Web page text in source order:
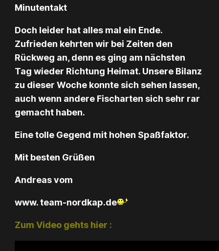
Minutentakt
Doch leider hat alles mal ein Ende.
Zufrieden kehrten wir bei Zeiten den
Rückweg an, denn es ging am nächsten
Tag wieder Richtung Heimat. Unsere Bilanz
zu dieser Woche konnte sich sehen lassen,
auch wenn andere Fischarten sich sehr rar
gemacht haben.
Eine tolle Gegend mit hohen Spaßfaktor.
Mit besten Grüßen
Andreas vom
www. team-nordkap.de
Zum Video gehts hier :